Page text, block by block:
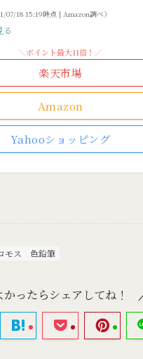
07/18 15:19時点 | Amazon調べ）
る
Amazon
＼ポイント最大11倍！／
楽天市場
Yahooショッピング
モス 色鉛筆
かったらシェアしてね！